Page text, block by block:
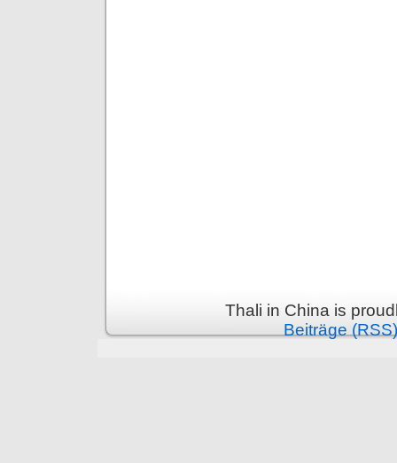
Thali in China is
Beiträge (RSS)